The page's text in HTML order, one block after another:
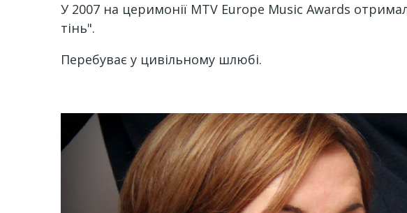
У 2007 на церимонії MTV Europe Music Awards
тінь".
Перебуває у цивільному шлюбі.